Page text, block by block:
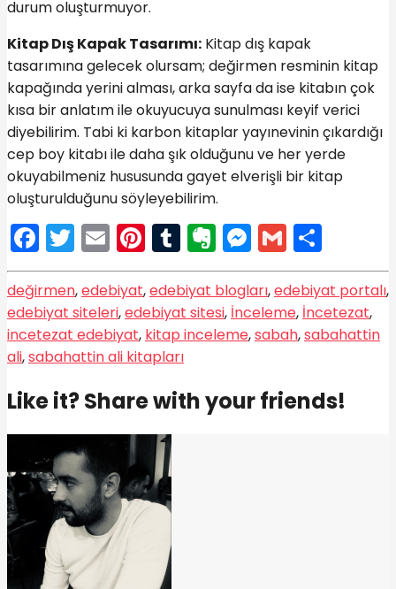
durum oluşturmuyor.
Kitap Dış Kapak Tasarımı: Kitap dış kapak
tasarımına gelecek olursam; değirmen resminin kitap
kapağında yerini alması, arka sayfa da ise kitabın çok
kısa bir anlatım ile okuyucuya sunulması keyif verici
diyebilirim. Tabi ki karbon kitaplar yayınevinin çıkardığı
cep boy kitabı ile daha şık olduğunu ve her yerde
okuyabilmeniz hususunda gayet elverişli bir kitap
oluşturulduğunu söyleyebilirim.
Facebook
Twitter
EmailPinterest
Tumblr
EvernoteGmail
değirmen,edebiyat,edebiyat blogları,edebiyat portalı,
edebiyat siteleri,edebiyat sitesi, İnceleme, İncetezat,
incetezat edebiyat, kitap inceleme,sabah,sabahattin
ali,sabahattin ali kitapları
Like it? Share with your friends!